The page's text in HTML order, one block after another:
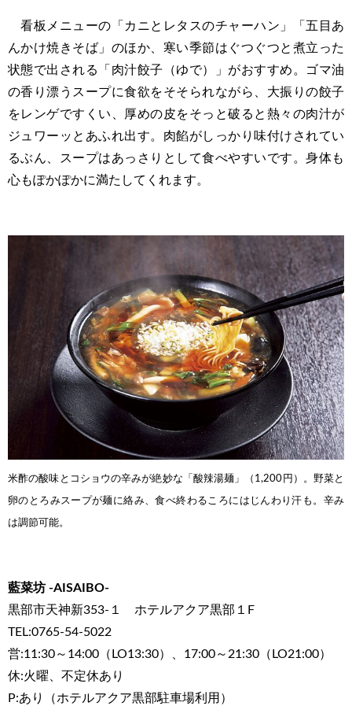
看板メニューの「カニとレタスのチャーハン」「五目あ
んかけ焼きそば」のほか、寒い季節はぐつぐつと煮立った
状態で出される「肉汁餃子（ゆで）」がおすすめ。ゴマ油
の香り漂うスープに食欲をそそられながら、大振りの餃子
をレンゲですくい、厚めの皮をそっと破ると熱々の肉汁が
ジュワーッとあふれ出す。肉餡がしっかり味付けされてい
るぶん、スープはあっさりとして食べやすいです。身体も
心もぽかぽかに満たしてくれます。
米酢の酸味とコショウの辛みが絶妙な「酸辣湯麺」（1,200円）。野菜と
卵のとろみスープが麺に絡み、食べ終わるころにはじんわり汗も。辛み
は調節可能。
藍菜坊 -AISAIBO-
黒部市天神新353-１ ホテルアクア黒部１F
TEL:0765-54-5022
営:11:30～14:00（LO13:30）、17:00～21:30（LO21:00）
休:火曜、不定休あり
P:あり（ホテルアクア黒部駐車場利用）